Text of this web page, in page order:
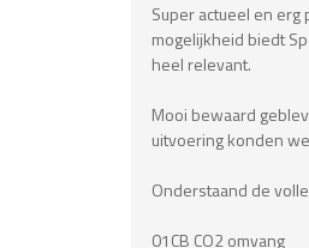
Super actueel en
mogelijkheid biedt
heel relevant.
Mooi bewaard
uitvoering konden
Onderstaand de
01CB CO2 omvang